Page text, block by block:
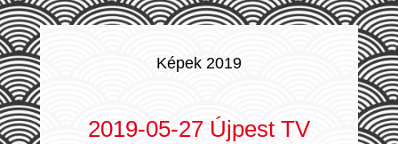
Képek 2019
2019-05-27 Újpest TV